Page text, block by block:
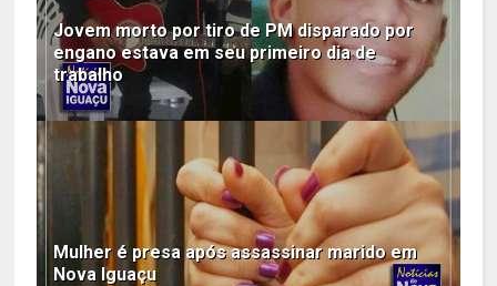
Jovem morto por tiro de PM disparado por
engano estava em seu primeiro dia de
trabalho
Mulher é presa após assassinar marido em
Nova Iguaçu